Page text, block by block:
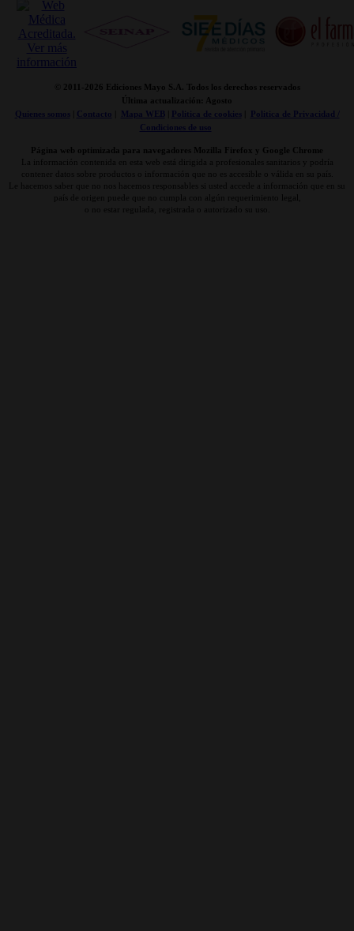
© 2011-2026 Ediciones Mayo S.A. Todos los derechos reservados
Última actualización: Agosto
Quienes somos| Contacto Mapa WEB Politica de cookies|
Politica de Privacidad /
Condiciones de uso
Página web optimizada para navegadores Mozilla Firefox y Google Chrome
La información contenida en esta web está dirigida a profesionales sanitarios y podría
contener datos sobre productos o información que no es accesible o válida en su país.
Le hacemos saber que no nos hacemos responsables si usted accede a información que en su
país de origen puede que no cumpla con algún requerimiento legal,
o no estar regulada, registrada o autorizado su uso.